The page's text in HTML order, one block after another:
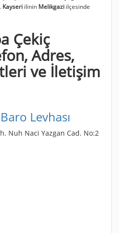
Kayseri ilinin Melikgazi ilçesinde
Çekiç
Adres,
ve İletişim
Levhası
Nuh Naci Yazgan Cad. No:2